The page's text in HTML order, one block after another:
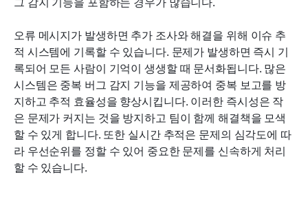
오류 메시지가 발생하면 추가 조사와 해결을 위해 이슈 추
적 시스템에 기록할 수 있습니다. 문제가 발생하면 즉시 기
록되어 모든 사람이 기억이 생생할 때 문서화됩니다. 많은
시스템은 중복 버그 감지 기능을 제공하여 중복 보고를 방
지하고 추적 효율성을 향상시킵니다. 이러한 즉시성은 작
은 문제가 커지는 것을 방지하고 팀이 함께 해결책을 모색
할 수 있게 합니다. 또한 실시간 추적은 문제의 심각도에 따
라 우선순위를 정할 수 있어 중요한 문제를 신속하게 처리
할 수 있습니다.